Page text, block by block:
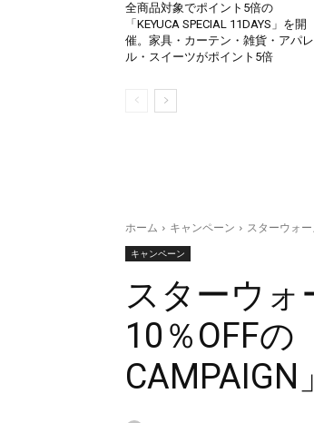
全商品対象でポイント5倍の
「KEYUCA SPECIAL 11DAYS」を開
催。家具・カーテン・雑貨・アパレ
ル・スイーツがポイント5倍